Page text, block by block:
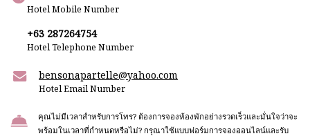
Hotel Mobile Number
+63 287264754
Hotel Telephone Number
bensonapartelle@yahoo.com
Hotel Email Number
คุณไม่มีเวลาสำหรับการโทร? ต้องการจองห้องพักอย่างรวดเร็วและมั่นใจว่าจะ
พร้อมในเวลาที่กำหนดหรือไม่? กรุณาใช้แบบฟอร์มการจองออนไลน์และรับ